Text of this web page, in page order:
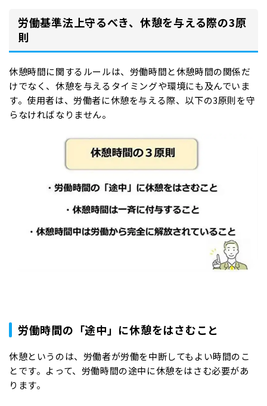
労働基準法上守るべき、休憩を与える際の3原
則
休憩時間に関するルールは、労働時間と休憩時間の関係だ
けでなく、休憩を与えるタイミングや環境にも及んでいま
す。使用者は、労働者に休憩を与える際、以下の3原則を守
らなければなりません。
労働時間の「途中」に休憩をはさむこと
休憩というのは、労働者が労働を中断してもよい時間のこ
とです。よって、労働時間の途中に休憩をはさむ必要があ
ります。